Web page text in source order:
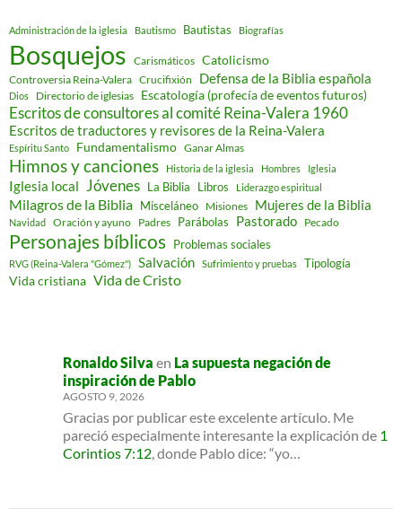
Administración de la iglesia Bautismo Bautistas Biografías
Bosquejos Carismáticos Catolicismo
Controversia Reina-Valera Crucifixión Defensa de la Biblia española
Dios Directorio de iglesias Escatología (profecía de eventos futuros)
Escritos de consultores al comité Reina-Valera 1960
Escritos de traductores y revisores de la Reina-Valera
Espíritu Santo Fundamentalismo Ganar Almas
Himnos y canciones Historia de la iglesia Hombres Iglesia
Iglesia local Jóvenes La Biblia Libros Liderazgo espiritual
Milagros de la Biblia Misceláneo Misiones Mujeres de la Biblia
Navidad Oración y ayuno Padres Parábolas Pastorado Pecado
Personajes bíblicos Problemas sociales
RVG (Reina-Valera "Gómez") Salvación Sufrimiento y pruebas Tipología
Vida cristiana Vida de Cristo
Ronaldo Silva en La supuesta negación de
inspiración de Pablo
AGOSTO 9, 2026
Gracias por publicar este excelente artículo. Me
pareció especialmente interesante la explicación de 1
Corintios 7:12, donde Pablo dice: “yo…